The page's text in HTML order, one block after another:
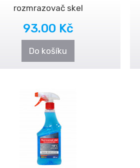
rozmrazovač skel
93.00 Kč
Do košíku